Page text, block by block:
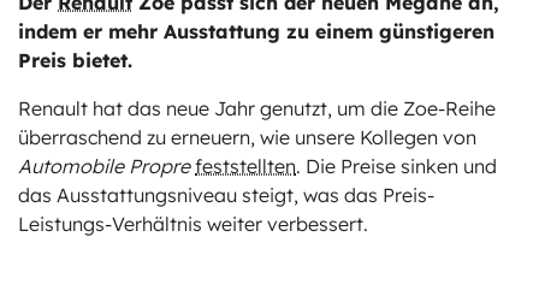
indem er mehr Ausstattung zu einem günstigeren
Preis bietet.
Renault hat das neue Jahr genutzt, um die Zoe-Reihe
überraschend zu erneuern, wie unsere Kollegen von
Automobile Propre feststellten. Die Preise sinken und
das Ausstattungsniveau steigt, was das Preis-
Leistungs-Verhältnis weiter verbessert.